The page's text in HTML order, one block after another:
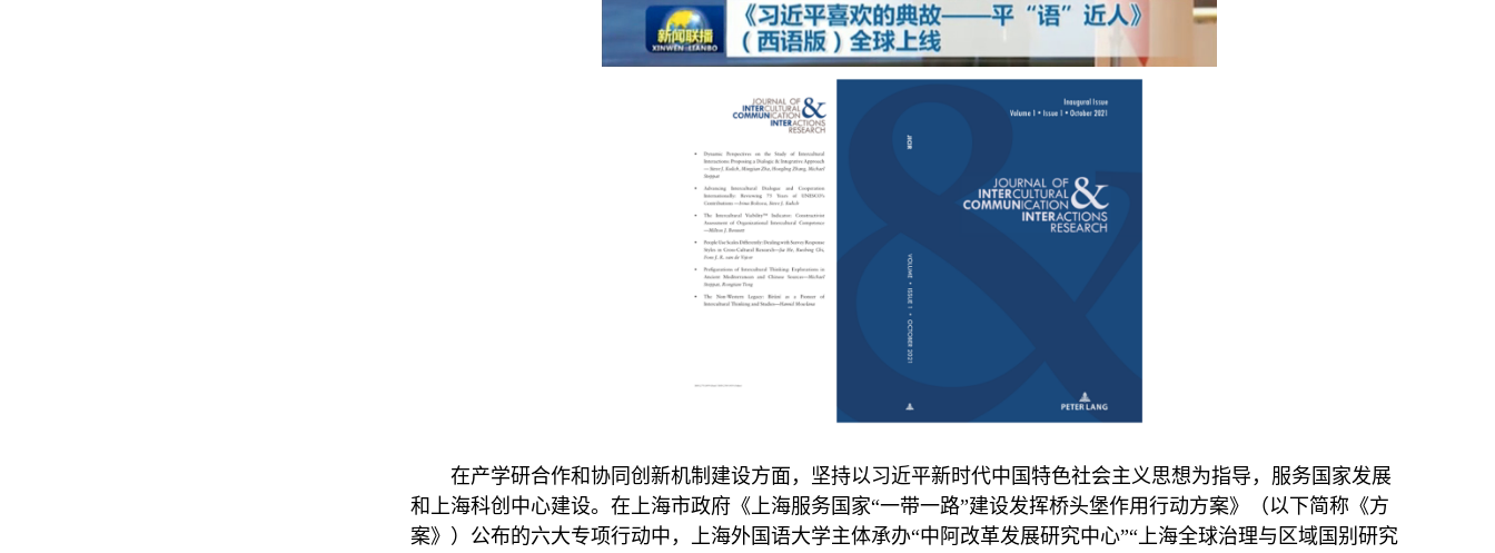
在产学研合作和协同创新机制建设方面，坚持以习近平新时代中国特色社会主义思想为指导，服务国家发展
和上海科创中心建设。在上海市政府《上海服务国家“一带一路”建设发挥桥头堡作用行动方案》（以下简称《方
案》）公布的六大专项行动中，上海外国语大学主体承办“中阿改革发展研究中心”“上海全球治理与区域国别研究